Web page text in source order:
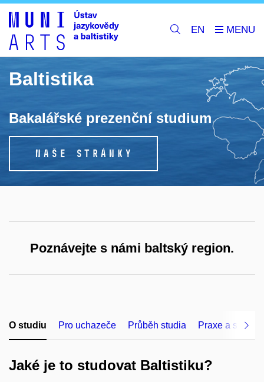
EN
Baltistika
Bakalářské prezenční studium
NAŠE STRÁNKY
Poznávejte s námi baltský region.
O studiu Pro uchazeče Průběh studia Praxe a
Jaké je to studovat Baltistiku?